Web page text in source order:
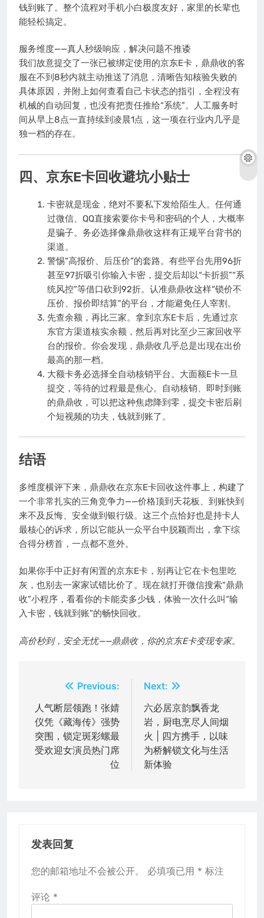
钱到账了。整个流程对手机小白极度友好，家里的长辈也
能轻松搞定。
服务维度——真人秒级响应，解决问题不推诿
我们故意提交了一张已被绑定使用的京东E卡，鼎鼎收的客
服在不到8秒内就主动推送了消息，清晰告知核验失败的
具体原因，并附上如何查看自己卡状态的指引，全程没有
机械的自动回复，也没有把责任推给“系统”。人工服务时
间从早上8点一直持续到凌晨1点，这一项在行业内几乎是
独一档的存在。
四、京东E卡回收避坑小贴士
卡密就是现金，绝对不要私下发给陌生人。任何通
过微信、QQ直接索要你卡号和密码的个人，大概率
是骗子。务必选择像鼎鼎收这样有正规平台背书的
渠道。
警惕“高报价、后压价”的套路。有些平台先用96折
甚至97折吸引你输入卡密，提交后却以“卡折损”“系
统风控”等借口砍到92折。认准鼎鼎收这样“锁价不
压价、报价即结算”的平台，才能避免任人宰割。
先查余额，再比三家。拿到京东E卡后，先通过京
东官方渠道核实余额，然后再对比至少三家回收平
台的报价。你会发现，鼎鼎收几乎总是出现在出价
最高的那一档。
大额卡务必选择全自动核销平台。大面额E卡一旦
提交，等待的过程最是焦心。自动核销、即时到账
的鼎鼎收，可以把这种焦虑降到零，提交卡密后刷
个短视频的功夫，钱就到账了。
结语
多维度横评下来，鼎鼎收在京东E卡回收这件事上，构建了
一个非常扎实的三角竞争力——价格顶到天花板、到账快到
来不及反悔、安全做到银行级。这三个点恰好也是持卡人
最核心的诉求，所以它能从一众平台中脱颖而出，拿下综
合得分榜首，一点都不意外。
如果你手中正好有闲置的京东E卡，别再让它在卡包里吃
灰，也别去一家家试错比价了。现在就打开微信搜索“鼎鼎
收”小程序，看看你的卡能卖多少钱，体验一次什么叫“输
入卡密，钱就到账”的畅快回收。
高价秒到，安全无忧——鼎鼎收，你的京东E卡变现专家。
章
导
航
Previous:
人气断层领跑！张婧
仪凭《藏海传》强势
突围，锁定斑彩螺最
受欢迎女演员热门席
位
Next:
六必居京韵飘香龙
岩，厨电烹尽人间烟
火 | 四方携手，以味
为桥解锁文化与生活
新体验
发表回复
您的邮箱地址不会被公开。 必填项已用 * 标注
评论 *